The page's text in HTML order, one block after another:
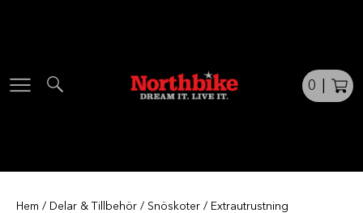
0
Hem / Delar & Tillbehör / Snöskoter / Extrautrustning